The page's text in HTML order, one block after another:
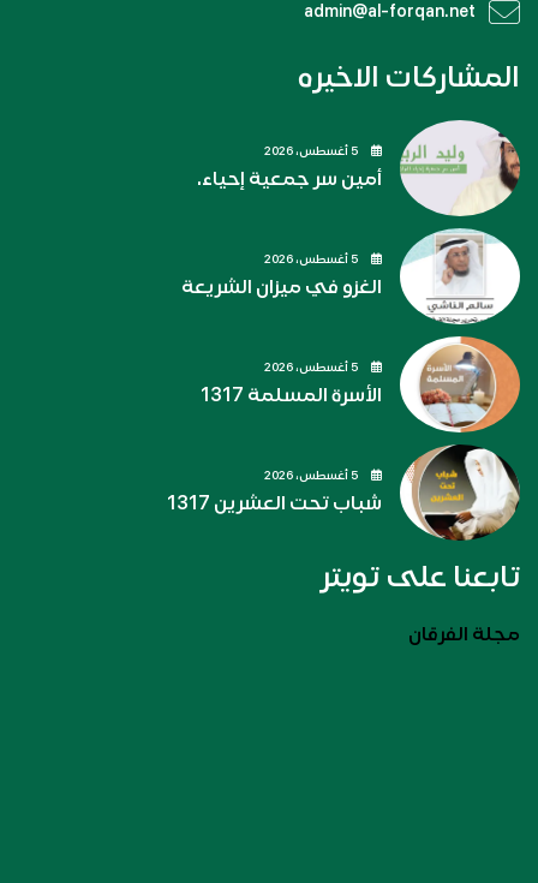
admin@al-forqan.net
المشاركات الاخيره
أمين سر جمعية إحياء.
الغزو في ميزان الشريعة
الأسرة المسلمة 1317
شباب تحت العشرين 1317
تابعنا على تويتر
مجلة الفرقان